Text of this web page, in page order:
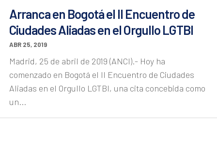
Arranca en Bogotá el II Encuentro de
Ciudades Aliadas en el Orgullo LGTBI
ABR 25, 2019
Madrid, 25 de abril de 2019 (ANCI).- Hoy ha
comenzado en Bogotá el II Encuentro de Ciudades
Aliadas en el Orgullo LGTBI, una cita concebida como
un...